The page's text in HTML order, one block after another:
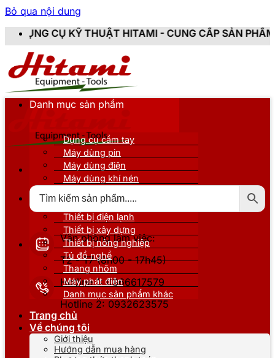
Bỏ qua nội dung
THUẬT HITAMI - CUNG CẤP SẢN PHẨM CHÍNH HÃNG,
Văn phòng làm việc:
T2 - T7 (8h00 - 17h45)
Hotline 1: 0866617579
Hotline 2: 0932623575
Danh mục sản phẩm
Dụng cụ cầm tay
Máy dùng pin
Máy dùng điện
Máy dùng khí nén
Thiết bị nâng đỡ
Thiết bị điện lạnh
Thiết bị xây dựng
Thiết bị nông nghiệp
Tủ đồ nghề
Thang nhôm
Máy phát điện
Danh mục sản phẩm khác
Trang chủ
Về chúng tôi
Giới thiệu
Hướng dẫn mua hàng